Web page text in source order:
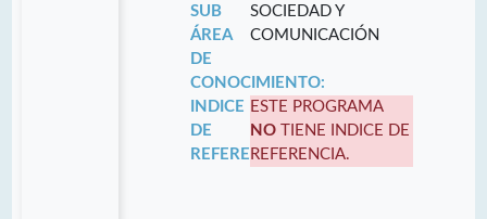
SUB
ÁREA
DE
CONOCIMIENTO:
SOCIEDAD Y
COMUNICACIÓN
INDICE
DE
REFERENCIA:
ESTE PROGRAMA
NO TIENE INDICE DE
REFERENCIA.